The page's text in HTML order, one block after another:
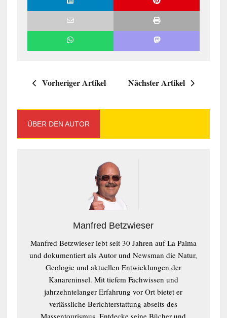
Vorheriger Artikel Nächster Artikel
ÜBER DEN AUTOR
Manfred Betzwieser
Manfred Betzwieser lebt seit 30 Jahren auf La Palma
und dokumentiert als Autor und Newsman die Natur,
Geologie und aktuellen Entwicklungen der
Kanareninsel. Mit tiefem Fachwissen und
jahrzehntelanger Erfahrung vor Ort bietet er
verlässliche Berichterstattung abseits des